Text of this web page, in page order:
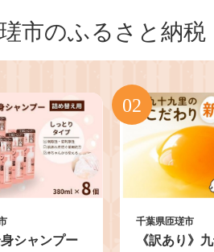
市のふるさと納税
シャンプー
千葉県匝瑳市
《訳あり》